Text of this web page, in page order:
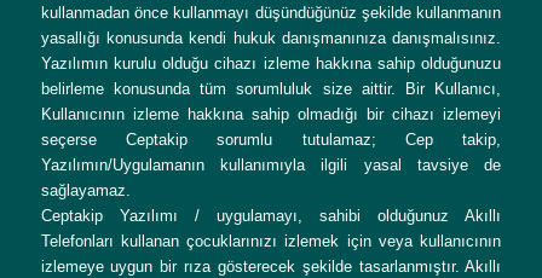
kullanmadan önce kullanmayı düşündüğünüz şekilde kullanmanın
yasallığı konusunda kendi hukuk danışmanınıza danışmalısınız.
Yazılımın kurulu olduğu cihazı izleme hakkına sahip olduğunuzu
belirleme konusunda tüm sorumluluk size aittir. Bir Kullanıcı,
Kullanıcının izleme hakkına sahip olmadığı bir cihazı izlemeyi
seçerse Ceptakip sorumlu tutulamaz; Cep takip,
Yazılımın/Uygulamanın kullanımıyla ilgili yasal tavsiye de
sağlayamaz.
Ceptakip Yazılımı / uygulamayı, sahibi olduğunuz Akıllı
Telefonları kullanan çocuklarınızı izlemek için veya kullanıcının
izlemeye uygun bir rıza gösterecek şekilde tasarlanmıştır. Akıllı